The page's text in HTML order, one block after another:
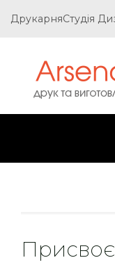
ДрукарняСтудія